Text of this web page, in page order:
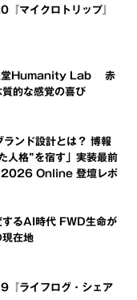
マイクロトリップ』
堂Humanity Lab 赤
的な感覚の喜び
ンド設計とは？ 博報
人格”を宿す」実装最前
Online 登壇レポ
するAI時代 FWD生命が
現在地
『ライフログ・シェア